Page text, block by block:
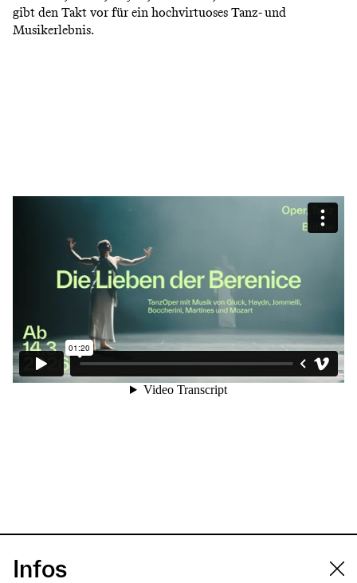
gibt den Takt vor für ein hochvirtuoses Tanz- und
Musikerlebnis.
Infos